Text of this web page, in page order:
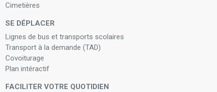
Cimetières
SE DÉPLACER
Lignes de bus et transports scolaires
Transport à la demande (TAD)
Covoiturage
Plan intéractif
FACILITER VOTRE QUOTIDIEN